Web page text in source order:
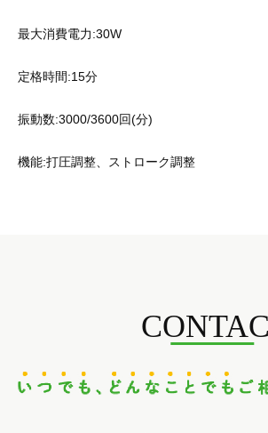
最大消費電力:30W
定格時間:15分
振動数:3000/3600回(分)
機能:打圧調整、ストローク調整